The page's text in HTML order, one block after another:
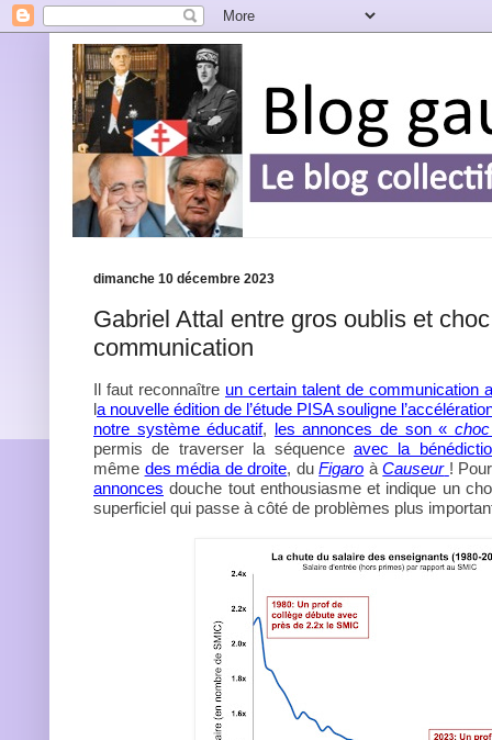
dimanche 10 décembre 2023
Gabriel Attal entre gros oublis et
communication
Il faut reconnaître un certain talent de communication
a nouvelle édition de l’étude PISA souligne
notre système éducatif, les annonces de son «
permis de traverser la séquence avec la
même des média de droite, duFigaro àCauseur !
annonces douche tout enthousiasme et indique un
superficiel qui passe à côté de problèmes plus